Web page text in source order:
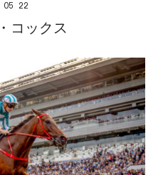
05 22
コックス